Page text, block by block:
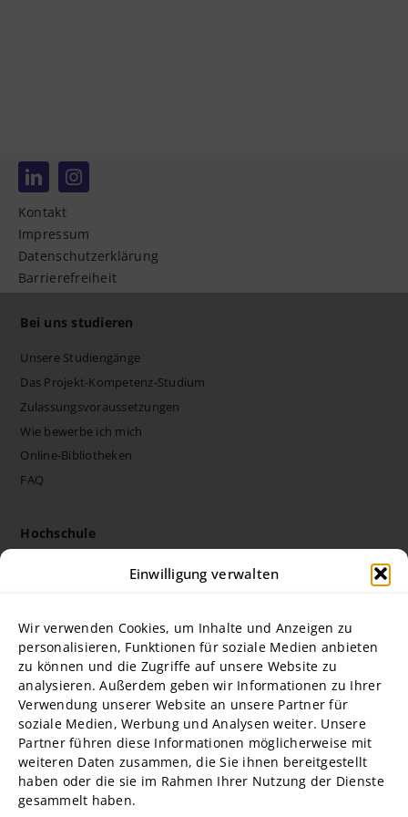
Einwilligung verwalten
Wir verwenden Cookies, um Inhalte und Anzeigen zu
personalisieren, Funktionen für soziale Medien anbieten
zu können und die Zugriffe auf unsere Website zu
analysieren. Außerdem geben wir Informationen zu Ihrer
Verwendung unserer Website an unsere Partner für
soziale Medien, Werbung und Analysen weiter. Unsere
Partner führen diese Informationen möglicherweise mit
weiteren Daten zusammen, die Sie ihnen bereitgestellt
haben oder die sie im Rahmen Ihrer Nutzung der Dienste
gesammelt haben.
Kontakt
Impressum
Datenschutzerklärung
Barrierefreiheit
Bei uns studieren
Unsere Studiengänge
Das Projekt-Kompetenz-Studium
Zulassungsvoraussetzungen
Wie bewerbe ich mich
Online-Bibliotheken
FAQ
Hochschule
Die Steinbeis Hochschule
Struktur und Organe
Stellenausschreibungen
Diversity Management
Hochschulpartner
ADG Business School an der Steinbeis-Hochschule GmbH
SBA | Management School der Steinbeis Hochschule